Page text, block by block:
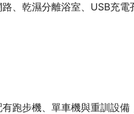
、乾濕分離浴室、USB充
跑步機、單車機與重訓設